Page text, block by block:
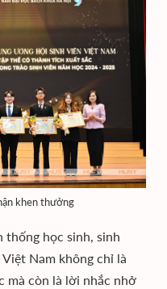
khen thưởng
thống học sinh, sinh
Nam không chỉ là
mà còn là lời nhắc nhở